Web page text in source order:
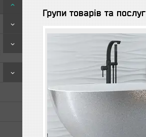
Групи товарів та послуг